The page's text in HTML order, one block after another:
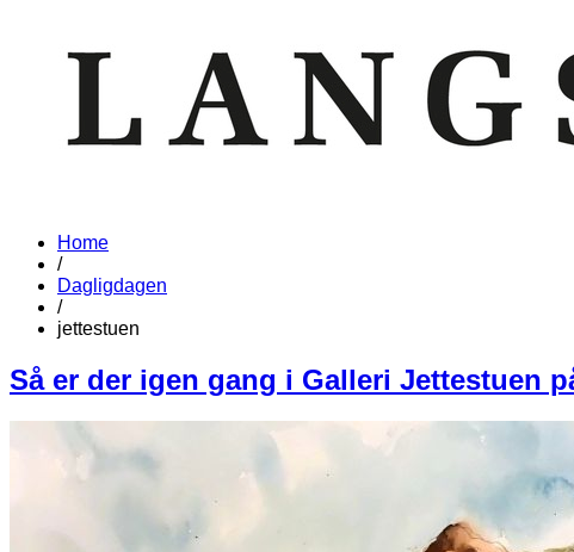
Home
/
Dagligdagen
/
jettestuen
Så er der igen gang i Galleri Jettestuen